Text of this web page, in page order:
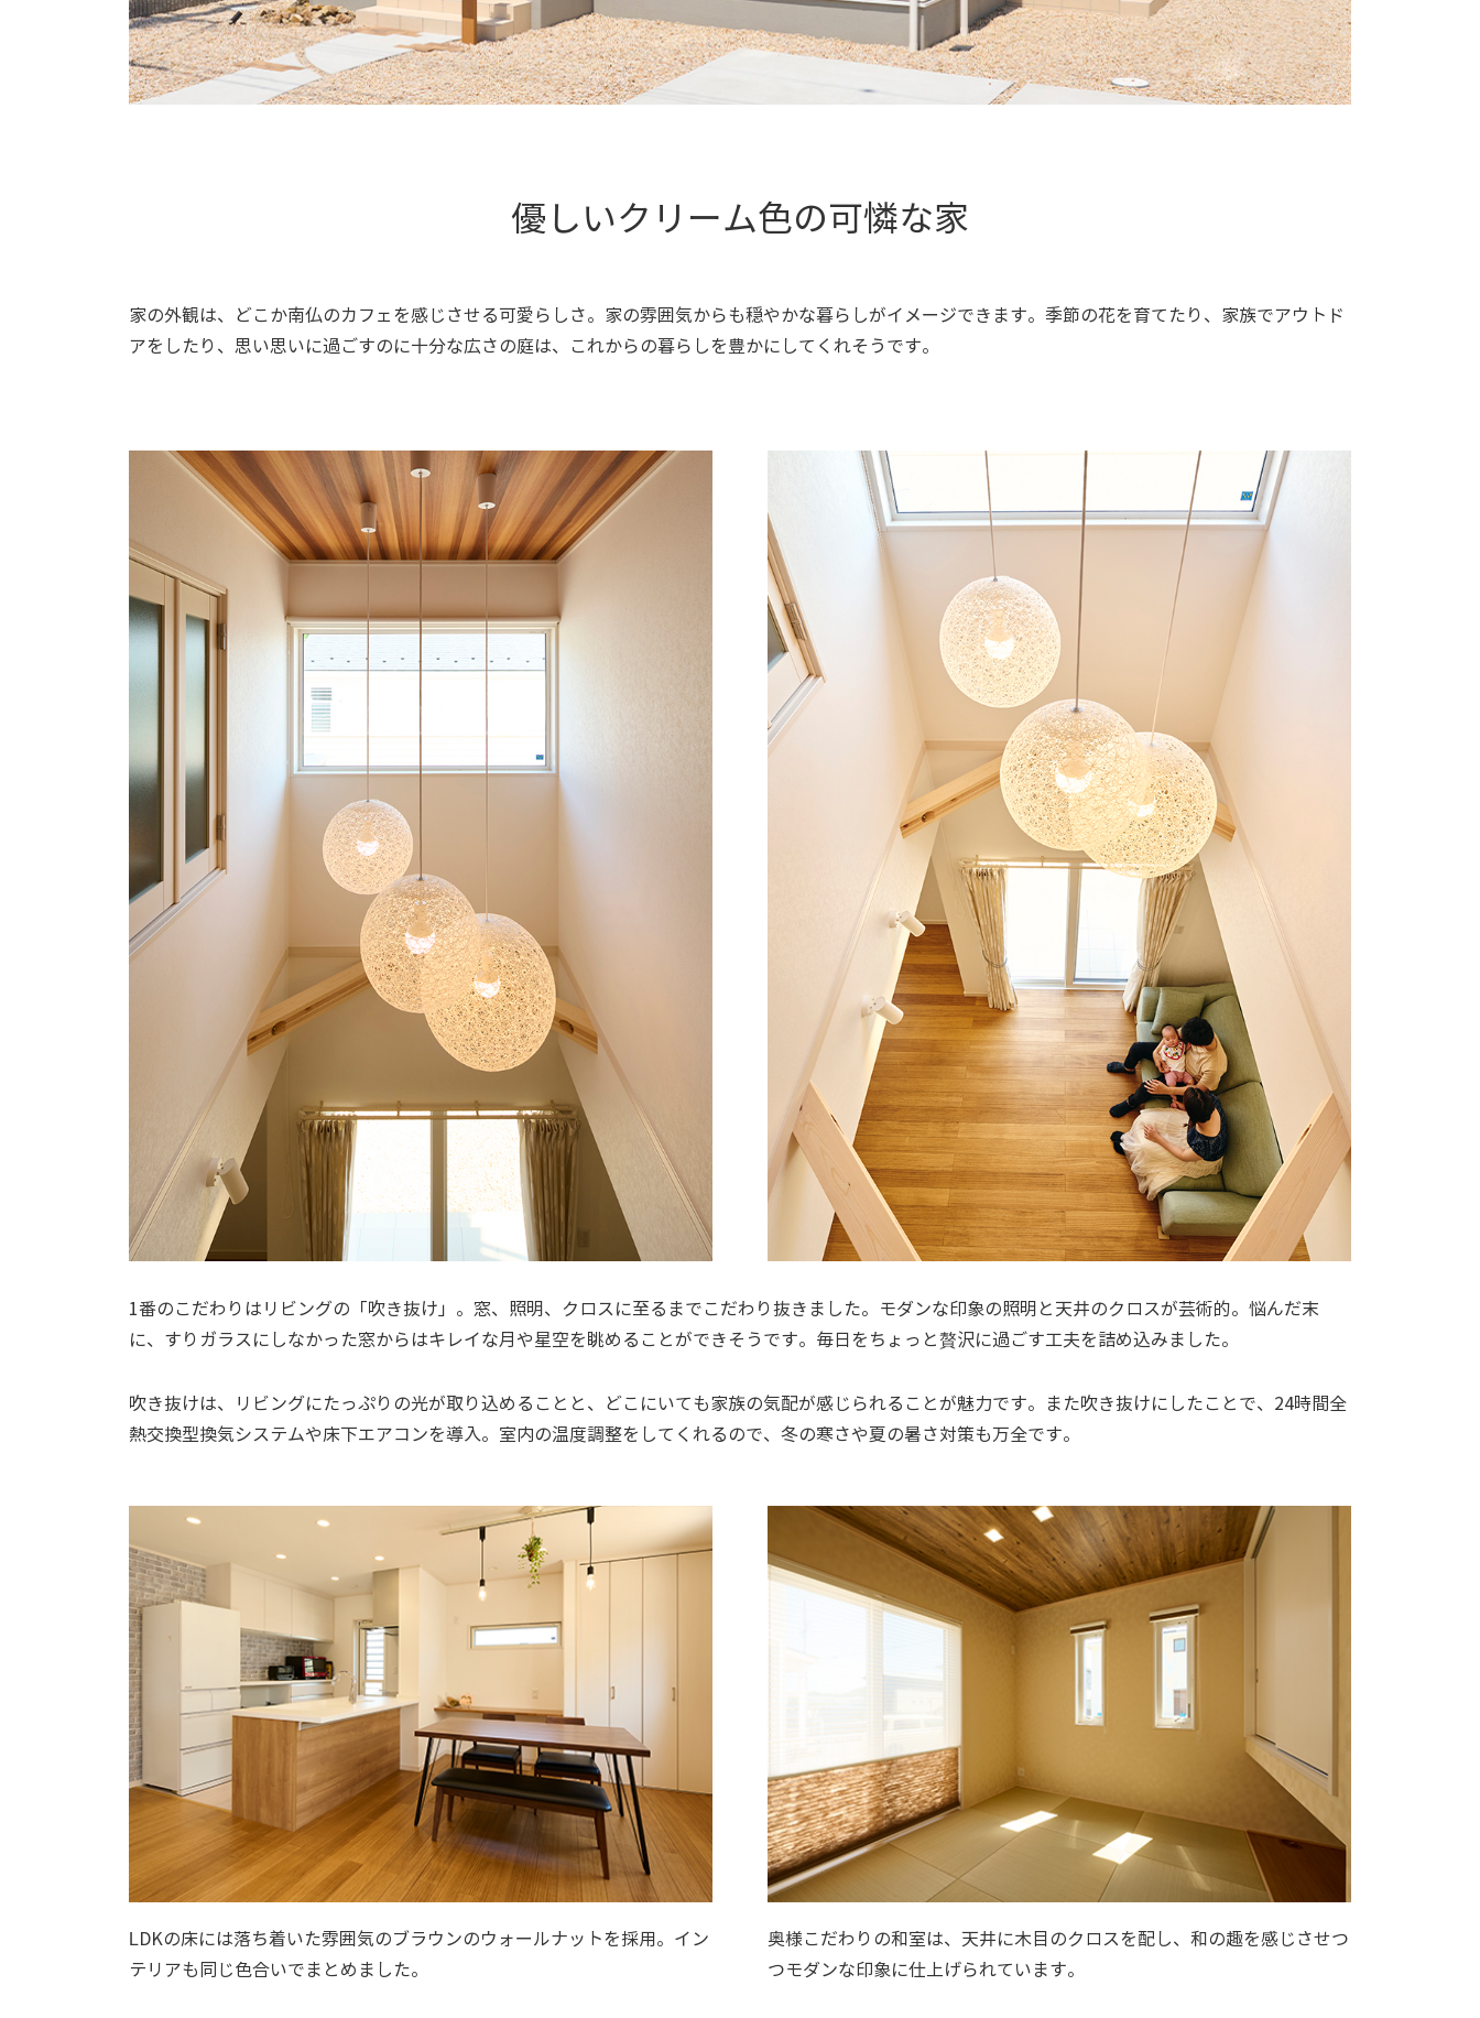
優しいクリーム色の可憐な家
家の外観は、どこか南仏のカフェを感じさせる可愛らしさ。家の雰囲気からも穏やかな暮らしがイメージできます。季節の花を育てたり、家族でアウトド
アをしたり、思い思いに過ごすのに十分な広さの庭は、これからの暮らしを豊かにしてくれそうです。
1番のこだわりはリビングの「吹き抜け」。窓、照明、クロスに至るまでこだわり抜きました。モダンな印象の照明と天井のクロスが芸術的。悩んだ末
に、すりガラスにしなかった窓からはキレイな月や星空を眺めることができそうです。毎日をちょっと贅沢に過ごす工夫を詰め込みました。
吹き抜けは、リビングにたっぷりの光が取り込めることと、どこにいても家族の気配が感じられることが魅力です。また吹き抜けにしたことで、24時間全
熱交換型換気システムや床下エアコンを導入。室内の温度調整をしてくれるので、冬の寒さや夏の暑さ対策も万全です。
LDKの床には落ち着いた雰囲気のブラウンのウォールナットを採用。イン
テリアも同じ色合いでまとめました。
奥様こだわりの和室は、天井に木目のクロスを配し、和の趣を感じさせつ
つモダンな印象に仕上げられています。